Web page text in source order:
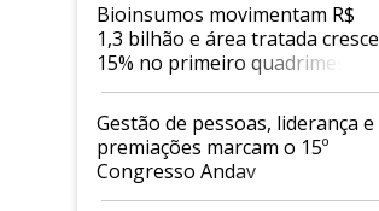
Bioinsumos movimentam R$
1,3 bilhão e área tratada cresce
15% no primeiro quadrimestre
de 2026
Gestão de pessoas, liderança e
premiações marcam o 15º
Congresso Andav